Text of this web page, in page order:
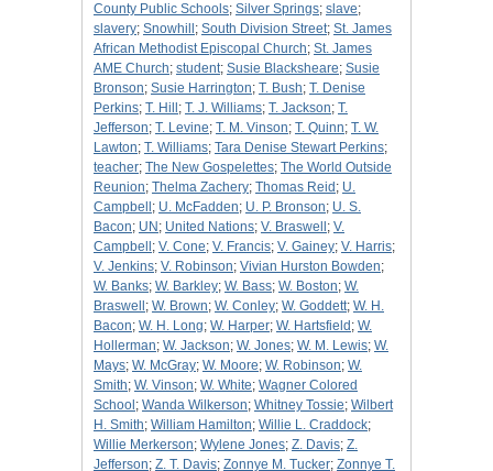
County Public Schools; Silver Springs; slave;
slavery; Snowhill ; South Division Street; St. James
African Methodist Episcopal Church; St. James
AME Church; student; Susie Blacksheare; Susie
Bronson; Susie Harrington; T. Bush; T. Denise
Perkins; T. Hill ; T. J. Williams; T. Jackson; T.
Jefferson; T. Levine; T. M. Vinson; T. Quinn; T. W.
Lawton; T. Williams; Tara Denise Stewart Perkins;
teacher; The New Gospelettes; The World Outside
Reunion; Thelma Zachery; Thomas Reid ; U.
Campbell ; U. McFadden; U. P. Bronson; U. S.
Bacon; UN ; United Nations; V. Braswell ; V.
Campbell ; V. Cone; V. Francis; V. Gainey; V. Harris;
V. Jenkins; V. Robinson; Vivian Hurston Bowden;
W. Banks; W. Barkley; W. Bass; W. Boston; W.
Braswell ; W. Brown; W. Conley; W. Goddett; W. H.
Bacon; W. H. Long; W. Harper; W. Hartsfield ; W.
Hollerman; W. Jackson; W. Jones; W. M. Lewis; W.
Mays; W. McGray; W. Moore; W. Robinson; W.
Smith; W. Vinson; W. White; Wagner Colored
School ; Wanda Wilkerson; Whitney Tossie; Wilbert
H. Smith; William Hamilton; Willie L. Craddock;
Willie Merkerson; Wylene Jones; Z. Davis; Z.
Jefferson; Z. T. Davis; Zonnye M. Tucker; Zonnye T.